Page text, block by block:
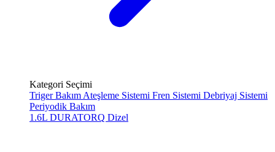
Kategori Seçimi
Triger Bakım Ateşleme Sistemi Fren Sistemi Debriyaj Sistemi
Periyodik Bakım
1.6L DURATORQ Dizel